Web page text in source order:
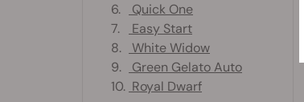
6.
Quick One
7.
Easy Start
8.
White Widow
9.
Green Gelato Auto
10. Royal Dwarf